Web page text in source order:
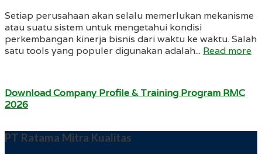
Setiap perusahaan akan selalu memerlukan mekanisme
atau suatu sistem untuk mengetahui kondisi
perkembangan kinerja bisnis dari waktu ke waktu. Salah
satu tools yang populer digunakan adalah... Read more
Download Company Profile & Training Program RMC
2026
PT Ratama Mitra Kualitas